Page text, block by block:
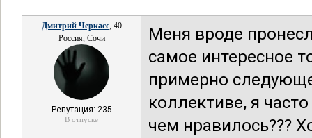
Дмитрий Черкасс, 40
Россия, Сочи
Репутация: 235
В отпуске
Меня вроде
самое интересное
примерно
коллективе, я
чем нравилось???